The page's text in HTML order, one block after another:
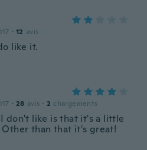
· 12 avis
like it.
· 28 avis · 2 chargements
don't like is that it's a little
than that it's great!